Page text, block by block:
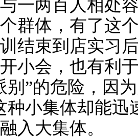
一两百人相处
群体，有了这
结束到店实习
小会，也有利
别”的危险，因
种小集体却能
入大集体。